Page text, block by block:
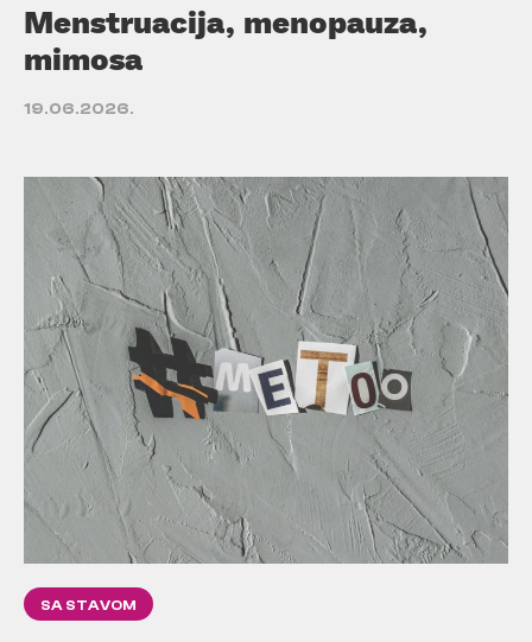
Menstruacija, menopauza,
mimosa
19.06.2026.
SA STAVOM